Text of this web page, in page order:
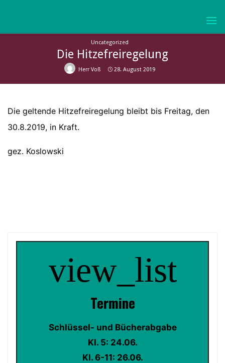
content
FRIEDRICH-
GYMNASIUM
WOLMIRSTEDT
Uncategorized
Die Hitzefreiregelung
Herr Voß 28. August 2019
Die geltende Hitzefreiregelung bleibt bis Freitag, den
30.8.2019, in Kraft.
gez. Koslowski
view_list
Termine
Schlüssel- und Bücherabgabe
Kl. 5: 24.06.
Kl. 6-11: 26.06.